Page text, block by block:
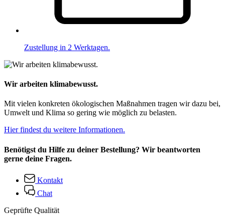
Zustellung in 2 Werktagen.
Wir arbeiten klimabewusst.
Mit vielen konkreten ökologischen Maßnahmen tragen wir dazu bei,
Umwelt und Klima so gering wie möglich zu belasten.
Hier findest du weitere Informationen.
Benötigst du Hilfe zu deiner Bestellung? Wir beantworten
gerne deine Fragen.
Kontakt
Chat
Geprüfte Qualität